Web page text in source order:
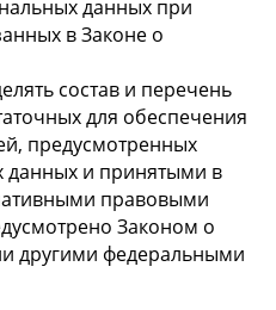
данных при
в Законе о
состав и перечень
для обеспечения
предусмотренных
данных и принятыми в
правовыми
Законом о
другими федеральными